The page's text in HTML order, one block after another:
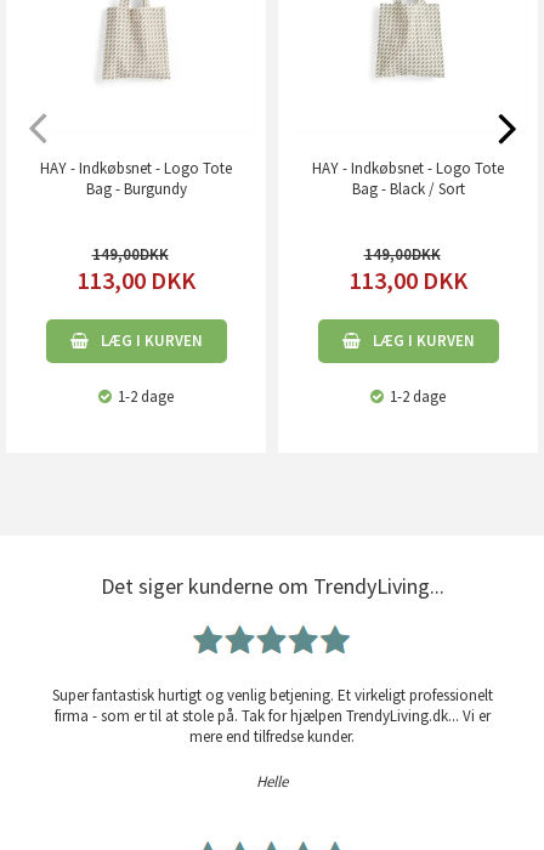
HAY - Indkøbsnet - Logo Tote
Bag - Burgundy
149,00
113,00 DKK
LÆG I KURVEN
1-2 dage
HAY - Indkøbsnet - Logo Tote
Bag - Black / Sort
149,00
113,00 DKK
LÆG I KURVEN
1-2 dage
Det siger kunderne om TrendyLiving...
Super fantastisk hurtigt og venlig betjening. Et virkeligt professionelt
firma - som er til at stole på. Tak for hjælpen TrendyLiving.dk... Vi er
mere end tilfredse kunder.
Helle